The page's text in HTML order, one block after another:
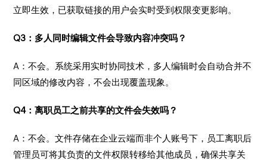
立即生效，已获取链接的用户会实时受到权限变更影响。
Q3：多人同时编辑文件会导致内容冲突吗？
A：不会。系统采用实时协同技术，多人编辑时会自动合并不
同区域的修改内容，不会出现覆盖现象。
Q4：离职员工之前共享的文件会失效吗？
A：不会。文件存储在企业云端而非个人账号下，员工离职后
管理员可将其负责的文件权限转移给其他成员，确保共享关